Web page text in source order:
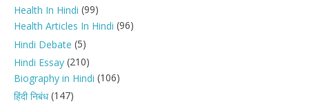
Health In Hindi (99)
Health Articles In Hindi (96)
Hindi Debate (5)
Hindi Essay (210)
Biography in Hindi (106)
हिंदी निबंध(147)